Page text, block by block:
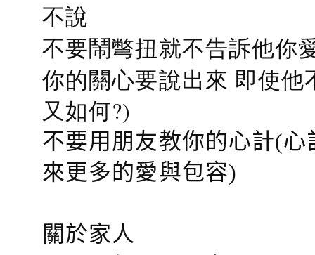
不說
不要鬧彆扭就不告訴他你
你的關心要說出來 即使
又如何?)
不要用朋友教你的心計(
來更多的愛與包容)
關於家人